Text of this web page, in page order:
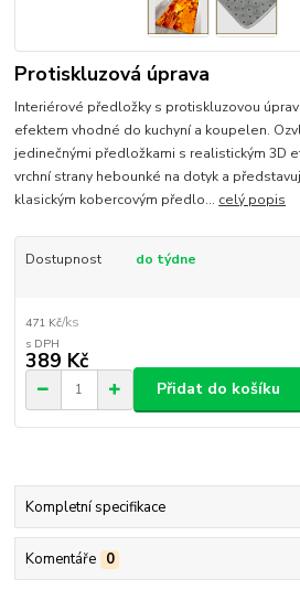
Protiskluzová úprava
Interiérové předložky s protiskluzovou
efektem vhodné do kuchyní a koupelen.
jedinečnými předložkami s realistickým 3D
vrchní strany hebounké na dotyk a
klasickým kobercovým předlo... celý popis
Dostupnost do týdne
471 Kč/ks
389 Kč
Přidat do košíku
Kompletní specifikace
Komentáře 0